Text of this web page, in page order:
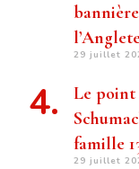
29 juillet
Le point
famille
29 juillet